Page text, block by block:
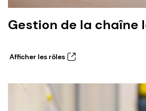
Gestion de la chaîne
Afficher les rôles